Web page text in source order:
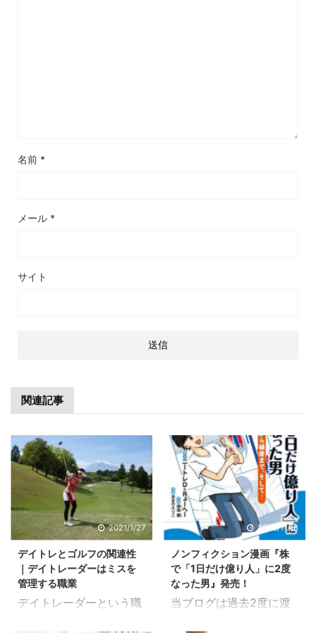
名前 *
メール *
サイト
関連記事
2021/1/27
デイトレとゴルフの関連性
｜デイトレーダーはミスを
管理する職業
デイトレーダーという職
2023/11/18
ノンフィクション漫画『株
で「1日だけ億り人」に2度
なった男』発売！
当ブログは過去2度に渡